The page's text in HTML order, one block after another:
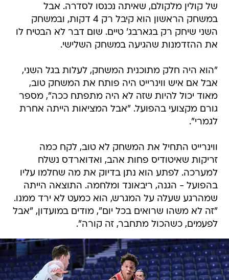
של קולין מלקולם, שאיתה נכנסו לסדרה. אבל
במשחק הראשון הוא קיבל רק 4 דקות, ובמשחק
השני שיחק רק בגארבג' טיים. שום דבר לא הבטיח לו
את ההזדמנות שהגיעה במשחק השלישי.
"הוא היה חלק מתוכנית המשחק, לעלות בגל השני,
אבל אם איש ווינרייט היה פותח את המשחק טוב,
מאוד יכול להיות שזה לא היה מתפתח ככה", מספר
גורם מקצועי בהפועל. "אבל המציאות הייתה אחרת
לגמרי".
ווינרייט התחיל את המשחק לא טוב, לקח כמה
זריקות שאיטודיס פחות אהב, ואדוארדס נשלח
למערכה. לפתע הוא נתן בדיוק את מה שחלמו עליו
בהפועל - הגנה, ריבאונד ומלחמה. התוצאה הייתה
שמהרגע שעלה על המגרש, הוא כמעט לא ירד ממנו.
"זה לא משהו שרואים בכל יום", מודים במועדון, "אבל
לפעמים, כשהכול מתחבר, זה קורה".